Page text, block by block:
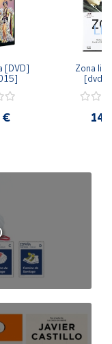
[DVD]
€
Zona
[dvd]